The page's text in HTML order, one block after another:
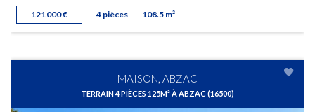
121 000 € 4 pièces 108.5 m²
MAISON, ABZAC
TERRAIN 4 PIÈCES 125M² À ABZAC (16500)